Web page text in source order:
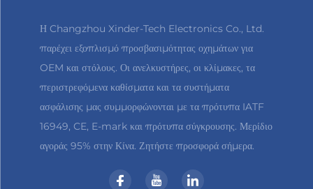
Η Changzhou Xinder-Tech Electronics Co., Ltd.
παρέχει εξοπλισμό προσβασιμότητας οχημάτων για
OEM και στόλους. Οι ανελκυστήρες, οι κλίμακες, τα
περιστρεφόμενα καθίσματα και τα συστήματα
ασφάλισης μας συμμορφώνονται με τα πρότυπα IATF
16949, CE, E-mark και πρότυπα σύγκρουσης. Μερίδιο
αγοράς 95% στην Κίνα. Ζητήστε προσφορά σήμερα.